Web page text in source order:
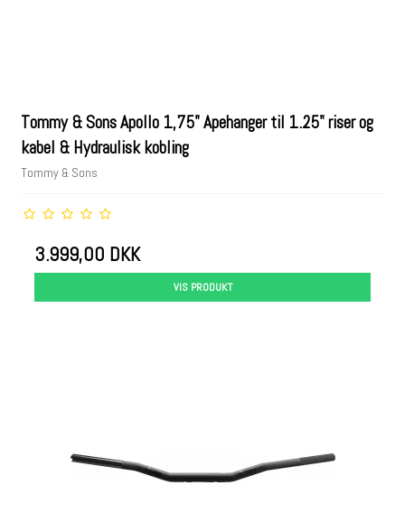
Tommy & Sons Apollo 1,75" Apehanger til 1.25" riser og
kabel & Hydraulisk kobling
Tommy & Sons
3.999,00 DKK
VIS PRODUKT